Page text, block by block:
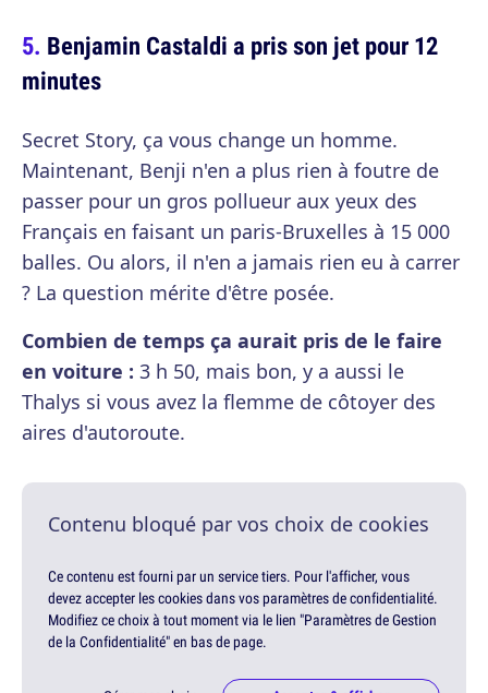
Benjamin Castaldi a pris son jet pour 12
minutes
Secret Story, ça vous change un homme.
Maintenant, Benji n'en a plus rien à foutre de
passer pour un gros pollueur aux yeux des
Français en faisant un paris-Bruxelles à 15 000
balles. Ou alors, il n'en a jamais rien eu à carrer
? La question mérite d'être posée.
Combien de temps ça aurait pris de le faire
en voiture : 3 h 50, mais bon, y a aussi le
Thalys si vous avez la flemme de côtoyer des
aires d'autoroute.
Contenu bloqué par vos choix de cookies
Ce contenu est fourni par un service tiers. Pour l'afficher, vous
devez accepter les cookies dans vos paramètres de confidentialité.
Modifiez ce choix à tout moment via le lien "Paramètres de Gestion
de la Confidentialité" en bas de page.